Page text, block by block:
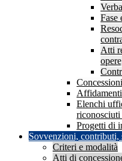
Fase
Atti
Elenchi
Progetti di
Sovvenzioni, contributi,
Criteri e modalità
Atti di